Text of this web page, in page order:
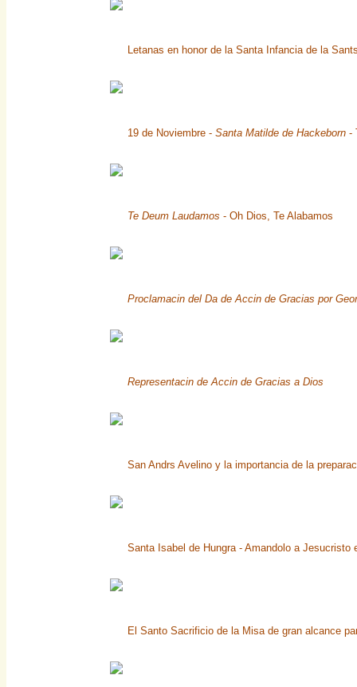
Letanas en honor de la Santa Infancia de la
19 de Noviembre - Santa Matilde de Hackeborn -
Te Deum Laudamos - Oh Dios, Te Alabamos
Proclamacin del Da de Accin de Gracias por
Representacin de Accin de Gracias a Dios
San Andrs Avelino y la importancia de la
Santa Isabel de Hungra - Amandolo a Jesucristo
El Santo Sacrificio de la Misa de gran alcance